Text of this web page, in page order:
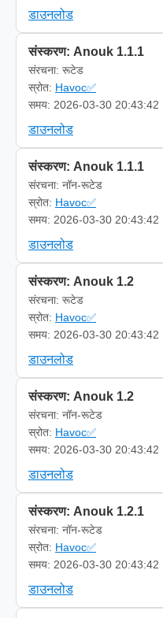
डाउनलोड
संस्करण: Anouk 1.1.1
संरचना: रूटेड
स्रोत: Havoc✅
समय: 2026-03-30 20:43:42
डाउनलोड
संस्करण: Anouk 1.1.1
संरचना: नॉन-रूटेड
स्रोत: Havoc✅
समय: 2026-03-30 20:43:42
डाउनलोड
संस्करण: Anouk 1.2
संरचना: रूटेड
स्रोत: Havoc✅
समय: 2026-03-30 20:43:42
डाउनलोड
संस्करण: Anouk 1.2
संरचना: नॉन-रूटेड
स्रोत: Havoc✅
समय: 2026-03-30 20:43:42
डाउनलोड
संस्करण: Anouk 1.2.1
संरचना: नॉन-रूटेड
स्रोत: Havoc✅
समय: 2026-03-30 20:43:42
डाउनलोड